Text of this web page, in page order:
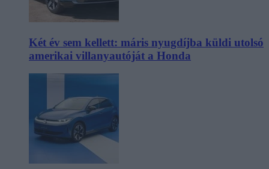
Két év sem kellett: máris nyugdíjba küldi utolsó
amerikai villanyautóját a Honda